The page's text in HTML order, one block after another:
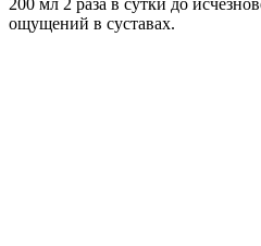
200 мл 2 раза в сутки до
ощущений в суставах.